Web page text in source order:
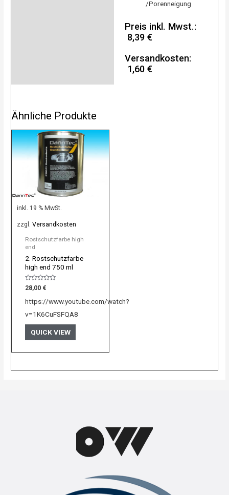
/Porenneigung
Preis inkl. Mwst.:
8,39 €
Versandkosten:
1,60 €
Ähnliche Produkte
inkl. 19 % MwSt.
zzgl.Versandkosten
Rostschutzfarbe high
end
2. Rostschutzfarbe
high end 750 ml
Bewertet
mit
0
von
28,00 €
https://www.youtube.com/watch?
v=1K6CuFSFQA8
QUICK VIEW